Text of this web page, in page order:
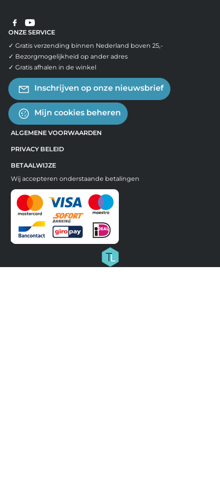
ONZE SERVICE
✓ Gratis verzending binnen Nederland boven 25,-
✓ Bezorgmogelijkheid op ander adres
✓ Gratis afhalen in de winkel
Inschrijven op onze nieuwsbrief
Mijn cookies beheren
ALGEMENE VOORWAARDEN
PRIVACY BELEID
BETAALWIJZE
Wij accepteren onderstaande betalingen